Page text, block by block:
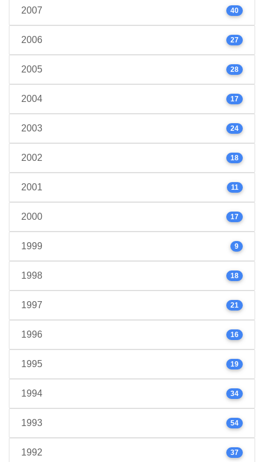
2007 40
2006 27
2005 28
2004 17
2003 24
2002 18
2001 11
2000 17
1999 9
1998 18
1997 21
1996 16
1995 19
1994 34
1993 54
1992 37